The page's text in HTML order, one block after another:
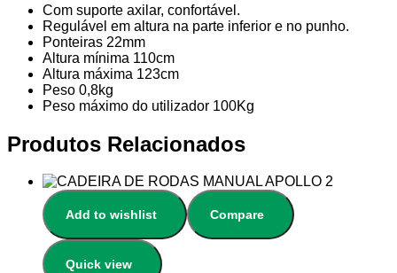
Com suporte axilar, confortável.
Regulável em altura na parte inferior e no punho.
Ponteiras 22mm
Altura mínima 110cm
Altura máxima 123cm
Peso 0,8kg
Peso máximo do utilizador 100Kg
Produtos Relacionados
Add to wishlist Compare
Quick view